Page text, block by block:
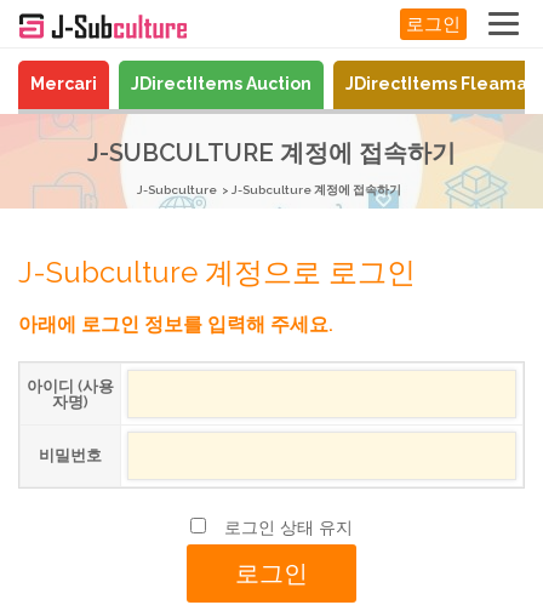
로그인
Mercari JDirectItems Auction JDirectItems
J-SUBCULTURE 계정에 접속하기
J-Subculture J-Subculture 계정에 접속하기
J-Subculture 계정으로 로그인
아래에 로그인 정보를 입력해 주세요.
아이디 (사용
자명)
비밀번호
로그인 상태 유지